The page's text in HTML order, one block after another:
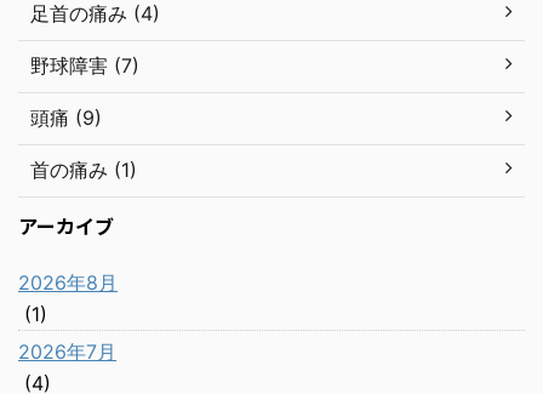
足首の痛み (4)
野球障害 (7)
頭痛 (9)
首の痛み (1)
アーカイブ
2026年8月
(1)
2026年7月
(4)